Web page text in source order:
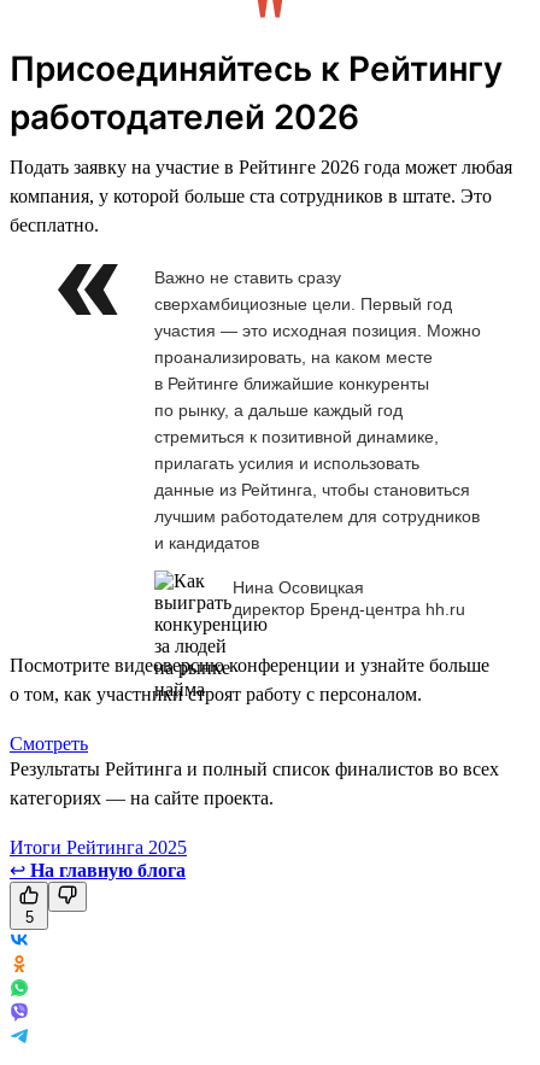
Присоединяйтесь к Рейтингу
работодателей 2026
Подать заявку на участие в Рейтинге 2026 года может любая
компания, у которой больше ста сотрудников в штате. Это
бесплатно.
Важно не ставить сразу
сверхамбициозные цели. Первый год
участия — это исходная позиция. Можно
проанализировать, на каком месте
в Рейтинге ближайшие конкуренты
по рынку, а дальше каждый год
стремиться к позитивной динамике,
прилагать усилия и использовать
данные из Рейтинга, чтобы становиться
лучшим работодателем для сотрудников
и кандидатов
Нина Осовицкая
директор Бренд-центра hh.ru
Посмотрите видеоверсию конференции и узнайте больше
о том, как участники строят работу с персоналом.
Смотреть
Результаты Рейтинга и полный список финалистов во всех
категориях — на сайте проекта.
Итоги Рейтинга 2025
↩ На главную блога
5